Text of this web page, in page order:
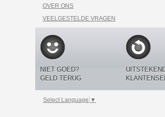
OVER ONS
VEELGESTELDE VRAGEN
NIET GOED?
GELD TERUG
Select Language ▼